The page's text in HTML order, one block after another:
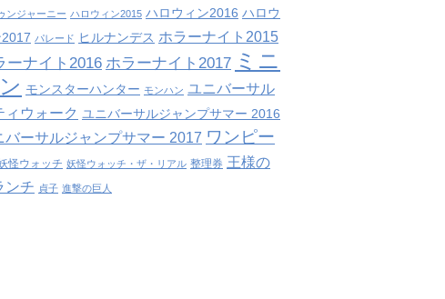
ンジャーニー ハロウィン2015 ハロウィン2016 ハロウ
2017 パレード ヒルナンデス ホラーナイト2015
ーナイト2016 ホラーナイト2017 ミニ
モンスターハンター モンハン ユニバーサル
ィウォーク ユニバーサルジャンプサマー 2016
バーサルジャンプサマー 2017 ワンピー
怪ウォッチ 妖怪ウォッチ・ザ・リアル 整理券 王様の
ンチ 貞子 進撃の巨人